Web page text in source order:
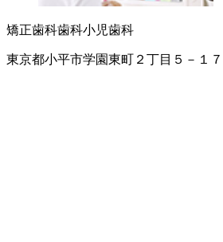
矯正歯科歯科小児歯科
東京都小平市学園東町２丁目５－１７